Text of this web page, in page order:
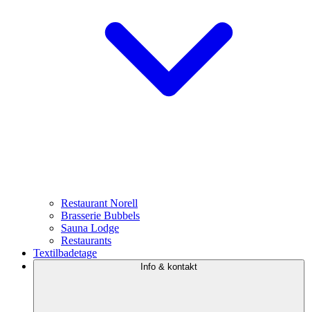
Restaurant Norell
Brasserie Bubbels
Sauna Lodge
Restaurants
Textilbadetage
Info & kontakt